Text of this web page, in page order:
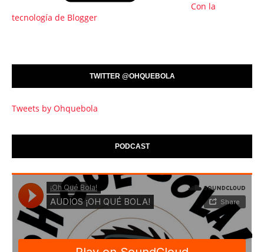
Con la
tecnología de Blogger
TWITTER @OHQUEBOLA
Tweets by Ohquebola
PODCAST